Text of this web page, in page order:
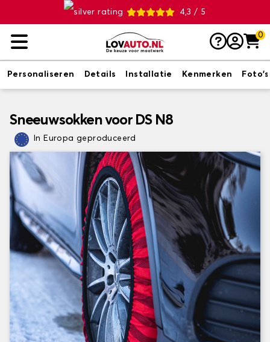
4,3 / 5
0
Personaliseren Details Installatie Kenmerken Foto's
Sneeuwsokken voor DS N8
In Europa geproduceerd